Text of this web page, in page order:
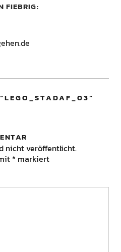
FIEBRIG
LEGO_STADAF_03”
nicht veröffentlicht.
* markiert